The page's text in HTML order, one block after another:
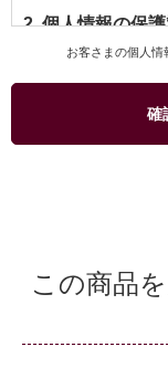
2. 個人情報の保
当社および当社
へのより良いサ
を実施させてい
ます。
商品の購入等に
を行う場合に、
お客さまの個人情
確
この商品